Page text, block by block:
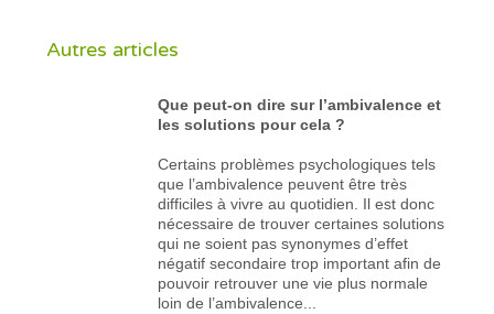
Autres articles
Que peut-on dire sur l’ambivalence et
les solutions pour cela ?
Certains problèmes psychologiques tels
que l’ambivalence peuvent être très
difficiles à vivre au quotidien. Il est donc
nécessaire de trouver certaines solutions
qui ne soient pas synonymes d’effet
négatif secondaire trop important afin de
pouvoir retrouver une vie plus normale
loin de l’ambivalence...